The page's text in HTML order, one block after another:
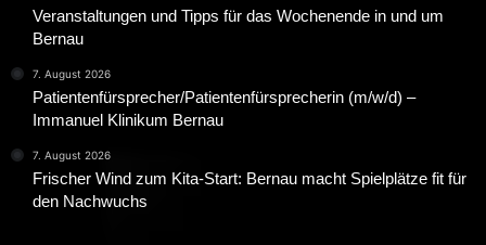
Veranstaltungen und Tipps für das Wochenende in und um
Bernau
7. August 2026
Patientenfürsprecher/Patientenfürsprecherin (m/w/d) –
Immanuel Klinikum Bernau
7. August 2026
Frischer Wind zum Kita-Start: Bernau macht Spielplätze fit für
den Nachwuchs